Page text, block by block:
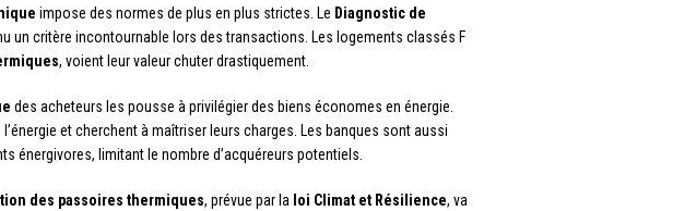
impose des normes de plus en plus strictes. Le Diagnostic de
un critère incontournable lors des transactions. Les logements classés F
, voient leur valeur chuter drastiquement.
des acheteurs les pousse à privilégier des biens économes en énergie.
et cherchent à maîtriser leurs charges. Les banques sont aussi
énergivores, limitant le nombre d’acquéreurs potentiels.
des passoires thermiques, prévue par la loi Climat et Résilience, va